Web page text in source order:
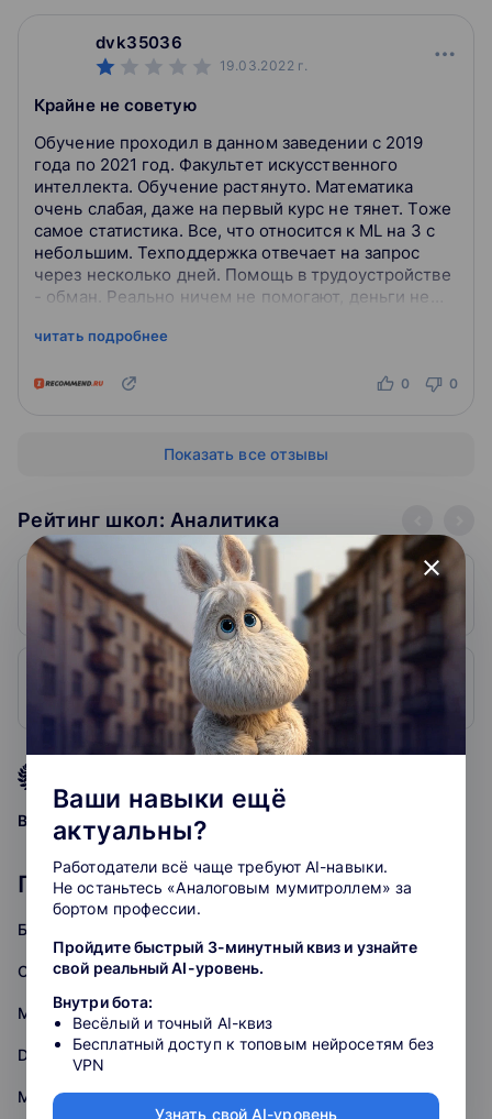
dvk35036
19.03.2022 г.
Крайне не советую
Обучение проходил в данном заведении с 2019
года по 2021 год. Факультет искусственного
интеллекта. Обучение растянуто. Математика
очень слабая, даже на первый курс не тянет. Тоже
самое статистика. Все, что относится к ML на 3 с
небольшим. Техподдержка отвечает на запрос
через несколько дней. Помощь в трудоустройстве
- обман. Реально ничем не помогают, деньги не
читать подробнее
0 0
Показать все отзывы
Рейтинг школ: Аналитика
1. GeekBrains
4.9 2606
2. SkillFactory
3.6 78
Ваша оценка: gradegrade grade
Популярные курсы: Аналитика
Бизнес-аналитика
Системная аналитика
Математика
Data Engineering
Математика для Data Science
close
Ваши навыки ещё
актуальны?
Работодатели всё чаще требуют AI-навыки.
Не останьтесь «Аналоговым мумитроллем» за
бортом профессии.
Пройдите быстрый 3-минутный квиз и узнайте
свой реальный AI-уровень.
Внутри бота:
Весёлый и точный AI-квиз
Бесплатный доступ к топовым нейросетям без
VPN
Узнать свой AI-уровень